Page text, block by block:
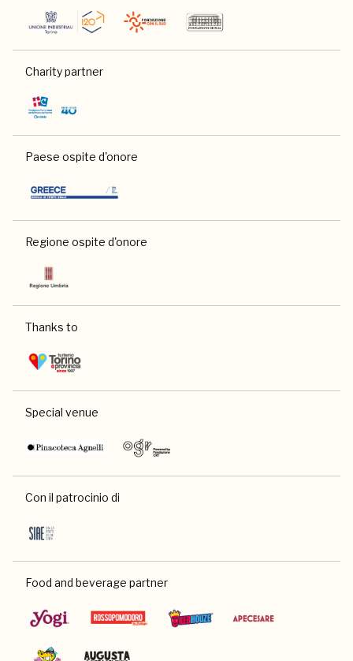
Charity partner
Paese ospite d'onore
Regione ospite d'onore
Thanks to
Special venue
Con il patrocinio di
Food and beverage partner